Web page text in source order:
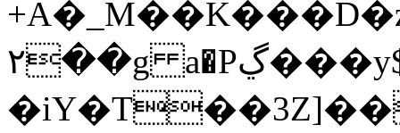
٢��g a�Pڲ���y$��N�TR��K�brAb�;�����SG�$Ю�b˵�@"Q���J%�)O����8�e��v������]